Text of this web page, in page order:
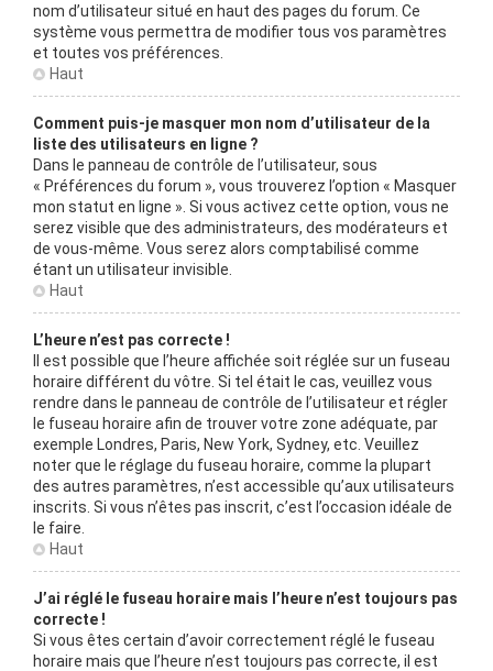
nom d’utilisateur situé en haut des pages du forum. Ce
système vous permettra de modifier tous vos paramètres
et toutes vos préférences.
Haut
Comment puis-je masquer mon nom d’utilisateur de la
liste des utilisateurs en ligne ?
Dans le panneau de contrôle de l’utilisateur, sous
« Préférences du forum », vous trouverez l’option « Masquer
mon statut en ligne ». Si vous activez cette option, vous ne
serez visible que des administrateurs, des modérateurs et
de vous-même. Vous serez alors comptabilisé comme
étant un utilisateur invisible.
Haut
L’heure n’est pas correcte !
Il est possible que l’heure affichée soit réglée sur un fuseau
horaire différent du vôtre. Si tel était le cas, veuillez vous
rendre dans le panneau de contrôle de l’utilisateur et régler
le fuseau horaire afin de trouver votre zone adéquate, par
exemple Londres, Paris, New York, Sydney, etc. Veuillez
noter que le réglage du fuseau horaire, comme la plupart
des autres paramètres, n’est accessible qu’aux utilisateurs
inscrits. Si vous n’êtes pas inscrit, c’est l’occasion idéale de
le faire.
Haut
J’ai réglé le fuseau horaire mais l’heure n’est toujours pas
correcte !
Si vous êtes certain d’avoir correctement réglé le fuseau
horaire mais que l’heure n’est toujours pas correcte, il est